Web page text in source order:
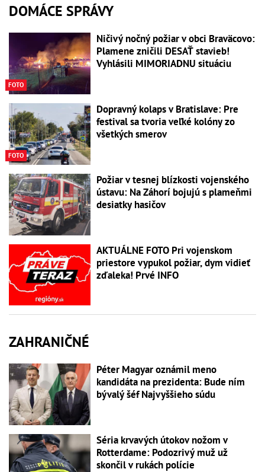
DOMÁCE SPRÁVY
FOTO
Ničivý nočný požiar v obci Braväcovo:
Plamene zničili DESAŤ stavieb!
Vyhlásili MIMORIADNU situáciu
FOTO
Dopravný kolaps v Bratislave: Pre
festival sa tvoria veľké kolóny zo
všetkých smerov
Požiar v tesnej blízkosti vojenského
ústavu: Na Záhorí bojujú s plameňmi
desiatky hasičov
AKTUÁLNE FOTO Pri vojenskom
priestore vypukol požiar, dym vidieť
zďaleka! Prvé INFO
ZAHRANIČNÉ
Péter Magyar oznámil meno
kandidáta na prezidenta: Bude ním
bývalý šéf Najvyššieho súdu
Séria krvavých útokov nožom v
Rotterdame: Podozrivý muž už
skončil v rukách polície